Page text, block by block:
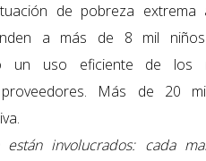
de pobreza
a más de 8 mil
un uso eficiente de
Más de 20
están involucrados: cada